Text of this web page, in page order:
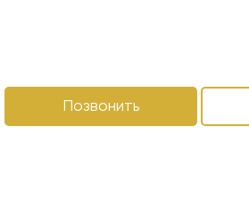
Позвонить